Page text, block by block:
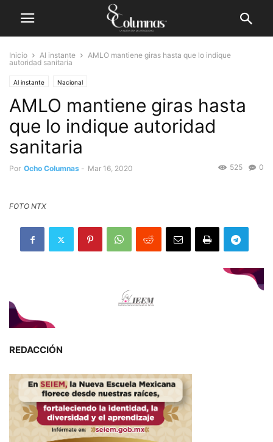
Inicio Al instante
AMLO mantiene giras hasta que lo indique
autoridad sanitaria
Al instante Nacional
AMLO mantiene giras hasta
que lo indique autoridad
sanitaria
Por Ocho Columnas - Mar 16, 2020 0
525
FOTO NTX
REDACCIÓN